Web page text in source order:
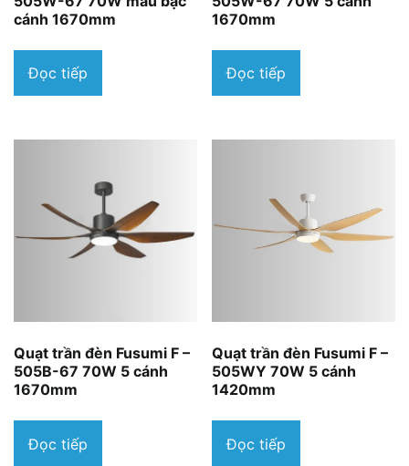
cánh 1670mm
Đọc tiếp
1670mm
Đọc tiếp
Quạt trần đèn Fusumi F –
505B-67 70W 5 cánh
1670mm
Đọc tiếp
Quạt trần đèn Fusumi F –
505WY 70W 5 cánh
1420mm
Đọc tiếp